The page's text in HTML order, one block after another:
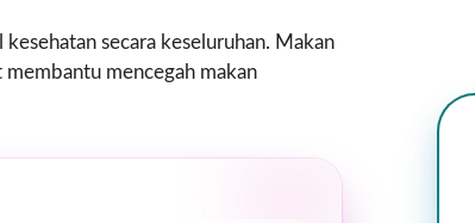
secara keseluruhan. Makan
mencegah makan